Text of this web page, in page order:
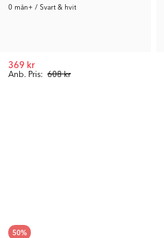
0 mån+ / Svart & hvit
Anb. Pris: 608 kr
369 kr
50%